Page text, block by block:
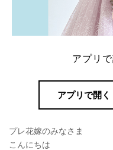
アプリ
アプリで開く
プレ花嫁のみなさま
こんにちは